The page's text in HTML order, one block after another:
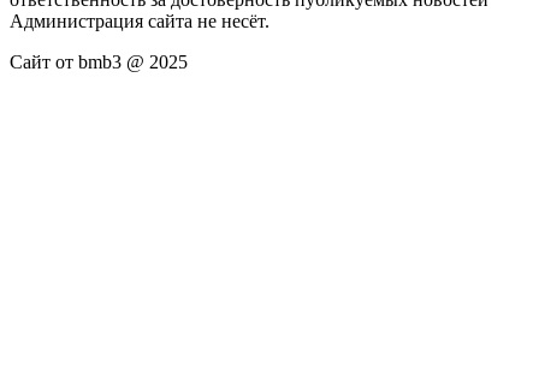
Администрация сайта не несёт.
Сайт от bmb3 @ 2025